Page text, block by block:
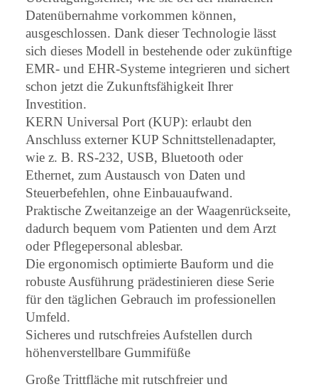
Datenübernahme vorkommen können,
ausgeschlossen. Dank dieser Technologie lässt
sich dieses Modell in bestehende oder zukünftige
EMR- und EHR-Systeme integrieren und sichert
schon jetzt die Zukunftsfähigkeit Ihrer
Investition.
KERN Universal Port (KUP): erlaubt den
Anschluss externer KUP Schnittstellenadapter,
wie z. B. RS-232, USB, Bluetooth oder
Ethernet, zum Austausch von Daten und
Steuerbefehlen, ohne Einbauaufwand.
Praktische Zweitanzeige an der Waagenrückseite,
dadurch bequem vom Patienten und dem Arzt
oder Pflegepersonal ablesbar.
Die ergonomisch optimierte Bauform und die
robuste Ausführung prädestinieren diese Serie
für den täglichen Gebrauch im professionellen
Umfeld.
Sicheres und rutschfreies Aufstellen durch
höhenverstellbare Gummifüße
Große Trittfläche mit rutschfreier und